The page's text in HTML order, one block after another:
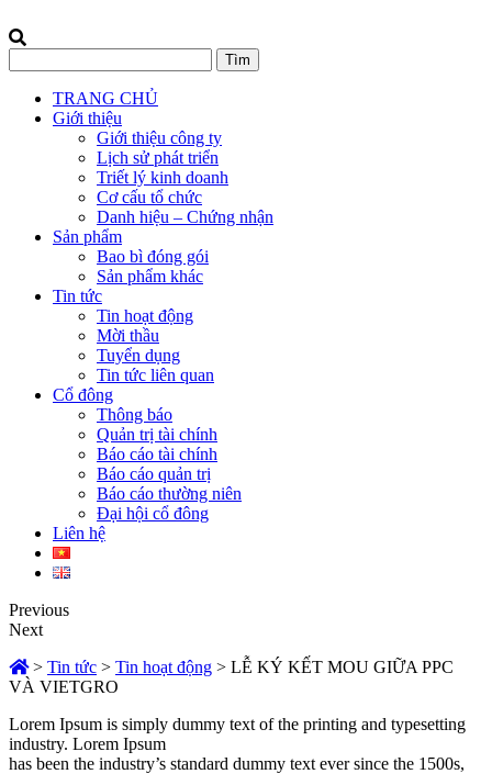
TRANG CHỦ
Giới thiệu
Giới thiệu công ty
Lịch sử phát triển
Triết lý kinh doanh
Cơ cấu tổ chức
Danh hiệu – Chứng nhận
Sản phẩm
Bao bì đóng gói
Sản phẩm khác
Tin tức
Tin hoạt động
Mời thầu
Tuyển dụng
Tin tức liên quan
Cổ đông
Thông báo
Quản trị tài chính
Báo cáo tài chính
Báo cáo quản trị
Báo cáo thường niên
Đại hội cổ đông
Liên hệ
Previous
Next
> Tin tức > Tin hoạt động > LỄ KÝ KẾT MOU GIỮA PPC
VÀ VIETGRO
Lorem Ipsum is simply dummy text of the printing and typesetting
industry. Lorem Ipsum
has been the industry’s standard dummy text ever since the 1500s,